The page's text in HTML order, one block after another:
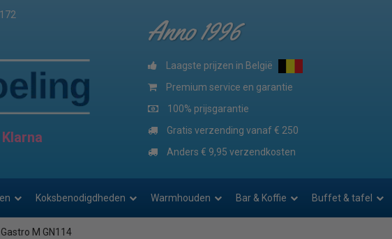
Klarna
Anno 1996
Laagste prijzen in België
Premium service en garantie
100% prijsgarantie
Gratis verzending vanaf € 250
Anders € 9,95 verzendkosten
Koksbenodigdheden Warmhouden Bar & Koffie Buffet & tafel
Gastro M GN114